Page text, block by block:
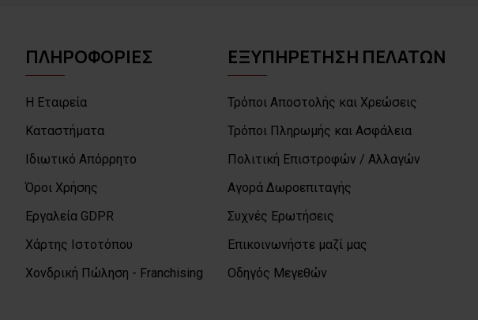
ΠΛΗΡΟΦΟΡΙΕΣ
Η Εταιρεία
Καταστήματα
Ιδιωτικό Απόρρητο
Όροι Χρήσης
Εργαλεία GDPR
Χάρτης Ιστοτόπου
Χονδρική Πώληση - Franchising
ΕΞΥΠΗΡΕΤΗΣΗ ΠΕΛΑΤΩΝ
Τρόποι Αποστολής και Χρεώσεις
Τρόποι Πληρωμής και Ασφάλεια
Πολιτική Επιστροφών / Αλλαγών
Αγορά Δωροεπιταγής
Συχνές Ερωτήσεις
Επικοινωνήστε μαζί μας
Οδηγός Μεγεθών